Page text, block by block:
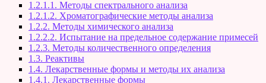
1.2.1.1. Методы спектрального анализа
1.2.1.2. Хроматографические методы анализа
1.2.2. Методы химического анализа
1.2.2.2. Испытание на предельное содержание примесей
1.2.3. Методы количественного определения
1.3. Реактивы
1.4. Лекарственные формы и методы их анализа
1.4.1. Лекарственные формы